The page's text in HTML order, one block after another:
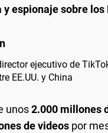
espionaje sobre los
ejecutivo de
EE.UU. y China
unos2.000 millones
de videos por